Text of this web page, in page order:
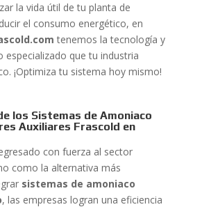
la vida útil de tu planta de
el consumo energético, en
tenemos la tecnología y
especializado que tu industria
¡Optimiza tu sistema hoy mismo!
los Sistemas de Amoniaco
Auxiliares Frascold en
con fuerza al sector
como la alternativa más
sistemas de amoniaco
, las empresas logran una eficiencia